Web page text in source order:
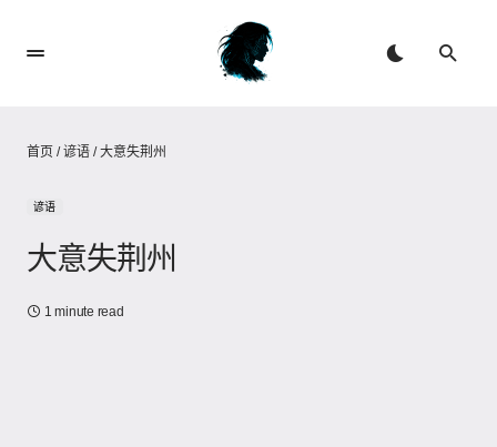
首页 /谚语 /大意失荆州
谚语
大意失荆州
1 minute read